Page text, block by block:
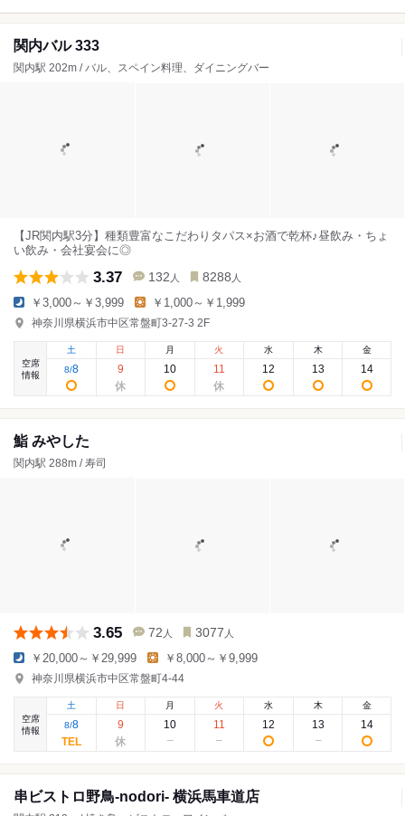
関内バル 333
関内駅 202m / バル、スペイン料理、ダイニングバー
【JR関内駅3分】種類豊富なこだわりタパス×お酒で乾杯♪昼飲み・ちょ
い飲み・会社宴会に◎
3.37 132 人 8288 人
￥3,000～￥3,999 ￥1,000～￥1,999
神奈川県横浜市中区常盤町3-27-3 2F
空席
情報
土
8/8
日
9
月
10
火
11
水
12
木
13
金
14
鮨 みやした
関内駅 288m / 寿司
3.65 72 人 3077 人
￥20,000～￥29,999 ￥8,000～￥9,999
神奈川県横浜市中区常盤町4-44
空席
情報
土
8/8
日
9
月
10
火
11
水
12
木
13
金
14
串ビストロ野鳥-nodori- 横浜馬車道店